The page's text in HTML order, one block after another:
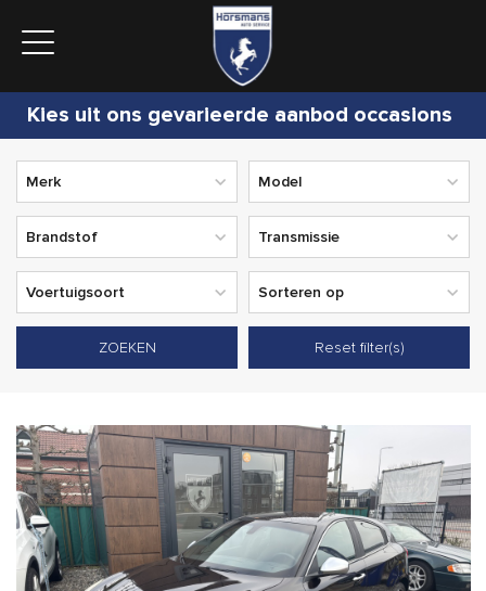
Kies uit ons gevarieerde aanbod occasions
ZOEKEN Reset filter(s)